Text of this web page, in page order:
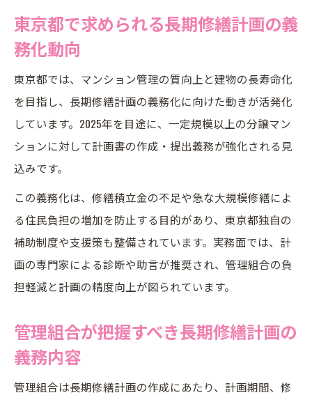
東京都で求められる長期修繕計画の義
務化動向
東京都では、マンション管理の質向上と建物の長寿命化
を目指し、長期修繕計画の義務化に向けた動きが活発化
しています。2025年を目途に、一定規模以上の分譲マン
ションに対して計画書の作成・提出義務が強化される見
込みです。
この義務化は、修繕積立金の不足や急な大規模修繕によ
る住民負担の増加を防止する目的があり、東京都独自の
補助制度や支援策も整備されています。実務面では、計
画の専門家による診断や助言が推奨され、管理組合の負
担軽減と計画の精度向上が図られています。
管理組合が把握すべき長期修繕計画の
義務内容
管理組合は長期修繕計画の作成にあたり、計画期間、修